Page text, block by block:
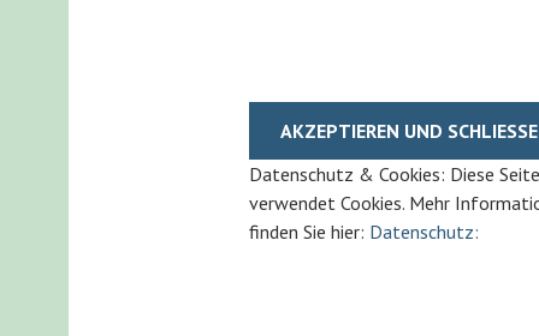
Datenschutz & Cookies: Diese Seite
verwendet Cookies. Mehr
finden Sie hier: Datenschutz: